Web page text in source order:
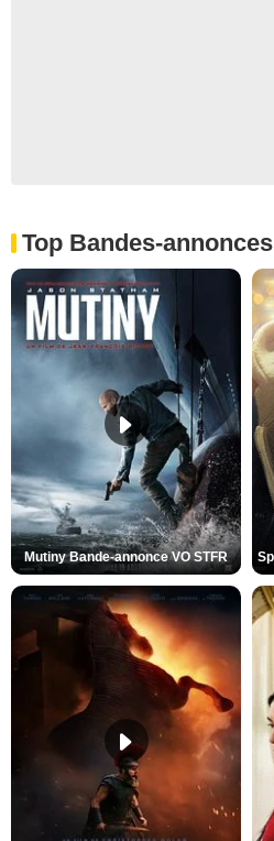
Top Bandes-annonces
Mutiny Bande-annonce VO STFR